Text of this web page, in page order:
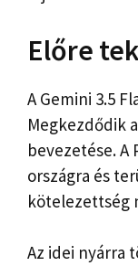
Előre
A Gemini 3.5
Megkezdődik
bevezetése. A
országra és
kötelezettség
Az idei nyárra